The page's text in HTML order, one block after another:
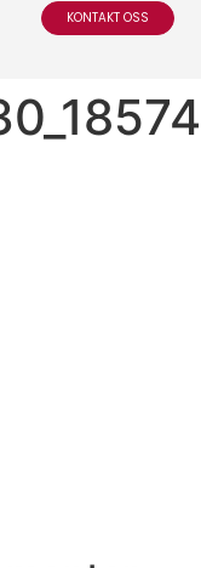
KONTAKT OSS